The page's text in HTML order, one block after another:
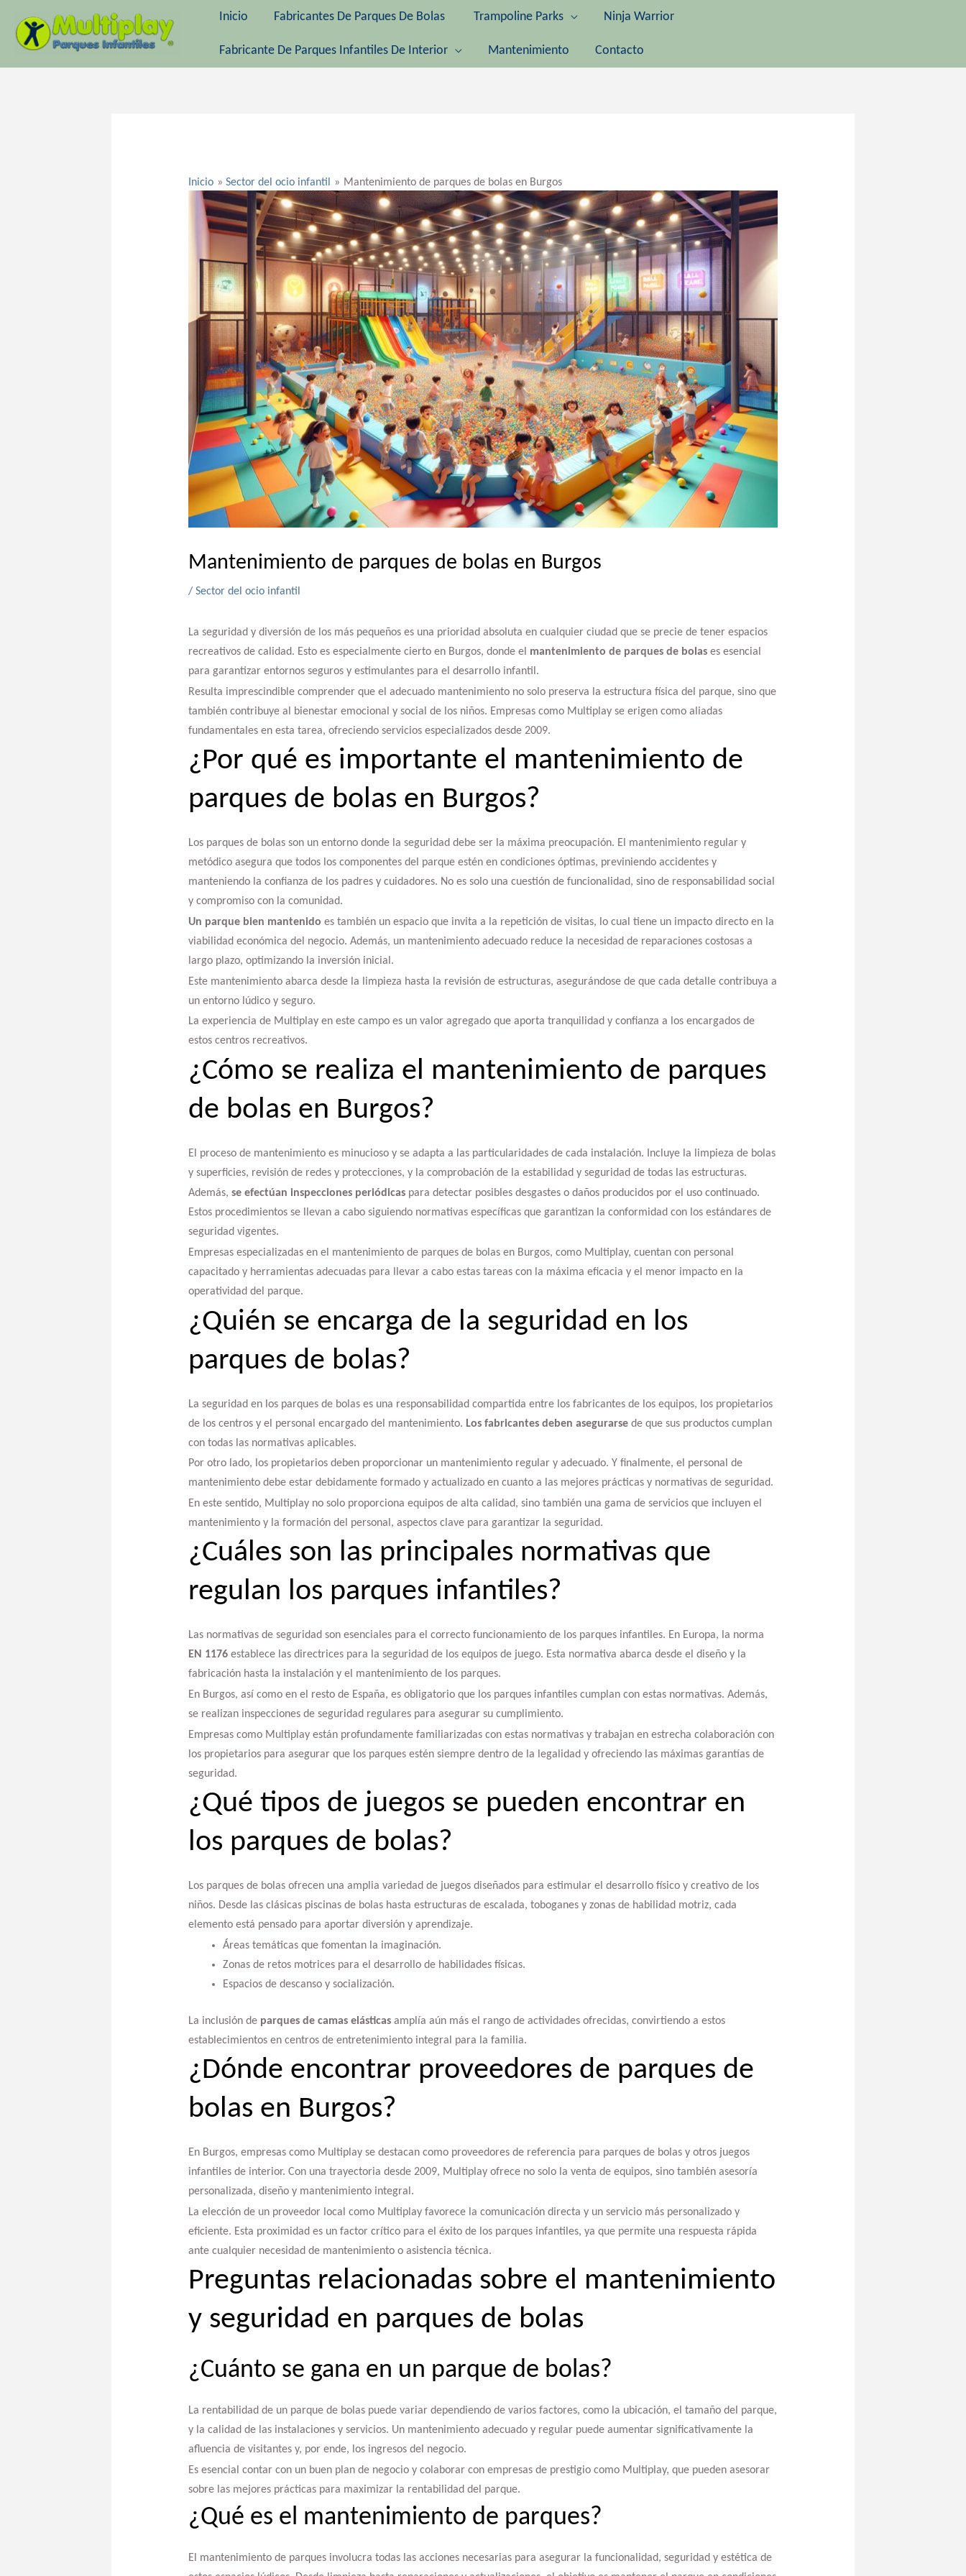
contenido
Inicio Fabricantes De Parques De Bolas Trampoline Parks Ninja Warrior
Fabricante De Parques Infantiles De Interior Mantenimiento Contacto
Inicio Sector del ocio infantil Mantenimiento de parques de bolas en Burgos
Mantenimiento de parques de bolas en Burgos
/ Sector del ocio infantil
La seguridad y diversión de los más pequeños es una prioridad absoluta en cualquier ciudad que se precie de tener espacios
recreativos de calidad. Esto es especialmente cierto en Burgos, donde el mantenimiento de parques de bolases esencial
para garantizar entornos seguros y estimulantes para el desarrollo infantil.
Resulta imprescindible comprender que el adecuado mantenimiento no solo preserva la estructura física del parque, sino que
también contribuye al bienestar emocional y social de los niños. Empresas como Multiplay se erigen como aliadas
fundamentales en esta tarea, ofreciendo servicios especializados desde 2009.
¿Por qué es importante el mantenimiento de
parques de bolas en Burgos?
Los parques de bolas son un entorno donde la seguridad debe ser la máxima preocupación. El mantenimiento regular y
metódico asegura que todos los componentes del parque estén en condiciones óptimas, previniendo accidentes y
manteniendo la confianza de los padres y cuidadores. No es solo una cuestión de funcionalidad, sino de responsabilidad social
y compromiso con la comunidad.
Un parque bien mantenido es también un espacio que invita a la repetición de visitas, lo cual tiene un impacto directo en la
viabilidad económica del negocio. Además, un mantenimiento adecuado reduce la necesidad de reparaciones costosas a
largo plazo, optimizando la inversión inicial.
Este mantenimiento abarca desde la limpieza hasta la revisión de estructuras, asegurándose de que cada detalle contribuya a
un entorno lúdico y seguro.
La experiencia de Multiplay en este campo es un valor agregado que aporta tranquilidad y confianza a los encargados de
estos centros recreativos.
¿Cómo se realiza el mantenimiento de parques
de bolas en Burgos?
El proceso de mantenimiento es minucioso y se adapta a las particularidades de cada instalación. Incluye la limpieza de bolas
y superficies, revisión de redes y protecciones, y la comprobación de la estabilidad y seguridad de todas las estructuras.
Además, se efectúan inspecciones periódicaspara detectar posibles desgastes o daños producidos por el uso continuado.
Estos procedimientos se llevan a cabo siguiendo normativas específicas que garantizan la conformidad con los estándares de
seguridad vigentes.
Empresas especializadas en el mantenimiento de parques de bolas en Burgos, como Multiplay, cuentan con personal
capacitado y herramientas adecuadas para llevar a cabo estas tareas con la máxima eficacia y el menor impacto en la
operatividad del parque.
¿Quién se encarga de la seguridad en los
parques de bolas?
La seguridad en los parques de bolas es una responsabilidad compartida entre los fabricantes de los equipos, los propietarios
de los centros y el personal encargado del mantenimiento. Los fabricantes deben asegurarsede que sus productos cumplan
con todas las normativas aplicables.
Por otro lado, los propietarios deben proporcionar un mantenimiento regular y adecuado. Y finalmente, el personal de
mantenimiento debe estar debidamente formado y actualizado en cuanto a las mejores prácticas y normativas de seguridad.
En este sentido, Multiplay no solo proporciona equipos de alta calidad, sino también una gama de servicios que incluyen el
mantenimiento y la formación del personal, aspectos clave para garantizar la seguridad.
¿Cuáles son las principales normativas que
regulan los parques infantiles?
Las normativas de seguridad son esenciales para el correcto funcionamiento de los parques infantiles. En Europa, la norma
EN 1176establece las directrices para la seguridad de los equipos de juego. Esta normativa abarca desde el diseño y la
fabricación hasta la instalación y el mantenimiento de los parques.
En Burgos, así como en el resto de España, es obligatorio que los parques infantiles cumplan con estas normativas. Además,
se realizan inspecciones de seguridad regulares para asegurar su cumplimiento.
Empresas como Multiplay están profundamente familiarizadas con estas normativas y trabajan en estrecha colaboración con
los propietarios para asegurar que los parques estén siempre dentro de la legalidad y ofreciendo las máximas garantías de
seguridad.
¿Qué tipos de juegos se pueden encontrar en
los parques de bolas?
Los parques de bolas ofrecen una amplia variedad de juegos diseñados para estimular el desarrollo físico y creativo de los
niños. Desde las clásicas piscinas de bolas hasta estructuras de escalada, toboganes y zonas de habilidad motriz, cada
elemento está pensado para aportar diversión y aprendizaje.
Áreas temáticas que fomentan la imaginación.
Zonas de retos motrices para el desarrollo de habilidades físicas.
Espacios de descanso y socialización.
La inclusión de parques de camas elásticasamplía aún más el rango de actividades ofrecidas, convirtiendo a estos
establecimientos en centros de entretenimiento integral para la familia.
¿Dónde encontrar proveedores de parques de
bolas en Burgos?
En Burgos, empresas como Multiplay se destacan como proveedores de referencia para parques de bolas y otros juegos
infantiles de interior. Con una trayectoria desde 2009, Multiplay ofrece no solo la venta de equipos, sino también asesoría
personalizada, diseño y mantenimiento integral.
La elección de un proveedor local como Multiplay favorece la comunicación directa y un servicio más personalizado y
eficiente. Esta proximidad es un factor crítico para el éxito de los parques infantiles, ya que permite una respuesta rápida
ante cualquier necesidad de mantenimiento o asistencia técnica.
Preguntas relacionadas sobre el mantenimiento
y seguridad en parques de bolas
¿Cuánto se gana en un parque de bolas?
La rentabilidad de un parque de bolas puede variar dependiendo de varios factores, como la ubicación, el tamaño del parque,
y la calidad de las instalaciones y servicios. Un mantenimiento adecuado y regular puede aumentar significativamente la
afluencia de visitantes y, por ende, los ingresos del negocio.
Es esencial contar con un buen plan de negocio y colaborar con empresas de prestigio como Multiplay, que pueden asesorar
sobre las mejores prácticas para maximizar la rentabilidad del parque.
¿Qué es el mantenimiento de parques?
El mantenimiento de parques involucra todas las acciones necesarias para asegurar la funcionalidad, seguridad y estética de